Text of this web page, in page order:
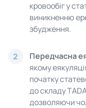
кровообіг у
виникненню
збудження.
2 Передчасна
якому
початку
до складу
дозволяючи